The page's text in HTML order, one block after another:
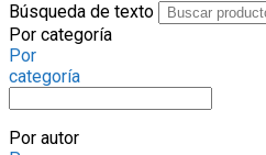
Búsqueda de texto
Por categoría
Por
categoría
Por autor